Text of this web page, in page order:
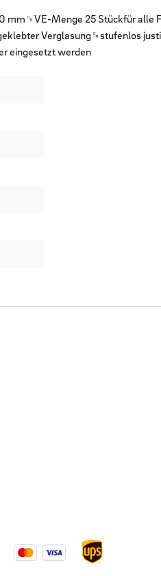
Menge 25 Stückfür alle
Verglasung␍stufenlos
eingesetzt werden